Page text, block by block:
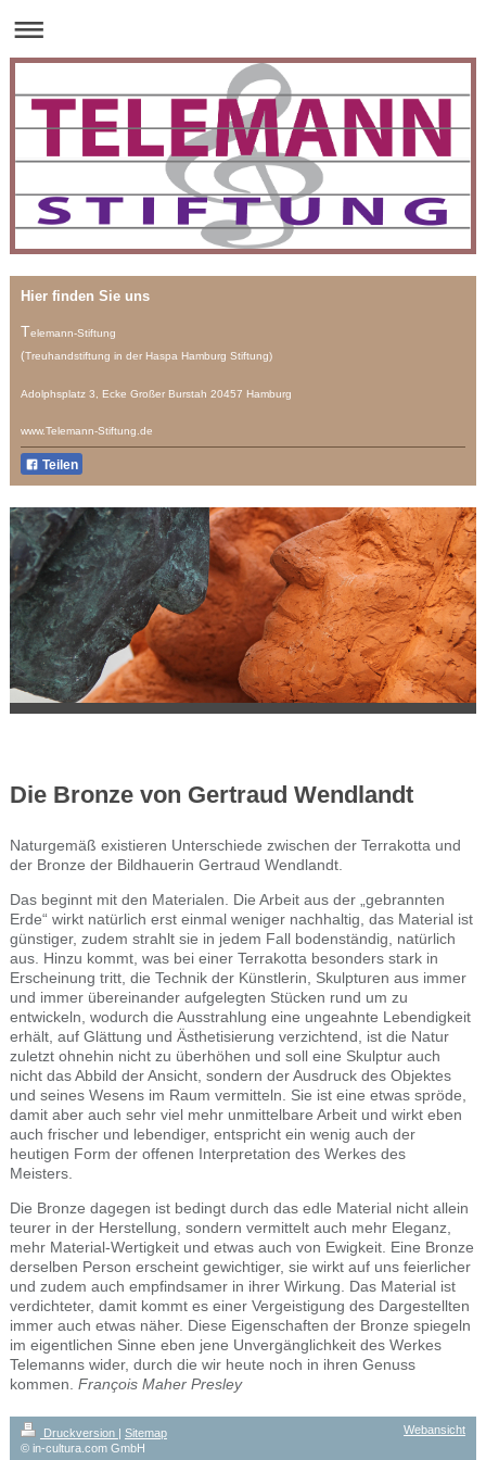
Hier finden Sie uns
Telemann-Stiftung
(Treuhandstiftung in der Haspa Hamburg Stiftung)
Adolphsplatz 3, Ecke Großer Burstah 20457 Hamburg
www.Telemann-Stiftung.de
Teilen
Die Bronze von Gertraud Wendlandt
Naturgemäß existieren Unterschiede zwischen der Terrakotta und
der Bronze der Bildhauerin Gertraud Wendlandt.
Das beginnt mit den Materialen. Die Arbeit aus der „gebrannten
Erde“ wirkt natürlich erst einmal weniger nachhaltig, das Material ist
günstiger, zudem strahlt sie in jedem Fall bodenständig, natürlich
aus. Hinzu kommt, was bei einer Terrakotta besonders stark in
Erscheinung tritt, die Technik der Künstlerin, Skulpturen aus immer
und immer übereinander aufgelegten Stücken rund um zu
entwickeln, wodurch die Ausstrahlung eine ungeahnte Lebendigkeit
erhält, auf Glättung und Ästhetisierung verzichtend, ist die Natur
zuletzt ohnehin nicht zu überhöhen und soll eine Skulptur auch
nicht das Abbild der Ansicht, sondern der Ausdruck des Objektes
und seines Wesens im Raum vermitteln. Sie ist eine etwas spröde,
damit aber auch sehr viel mehr unmittelbare Arbeit und wirkt eben
auch frischer und lebendiger, entspricht ein wenig auch der
heutigen Form der offenen Interpretation des Werkes des
Meisters.
Die Bronze dagegen ist bedingt durch das edle Material nicht allein
teurer in der Herstellung, sondern vermittelt auch mehr Eleganz,
mehr Material-Wertigkeit und etwas auch von Ewigkeit. Eine Bronze
derselben Person erscheint gewichtiger, sie wirkt auf uns feierlicher
und zudem auch empfindsamer in ihrer Wirkung. Das Material ist
verdichteter, damit kommt es einer Vergeistigung des Dargestellten
immer auch etwas näher. Diese Eigenschaften der Bronze spiegeln
im eigentlichen Sinne eben jene Unvergänglichkeit des Werkes
Telemanns wider, durch die wir heute noch in ihren Genuss
kommen. François Maher Presley
Druckversion | Sitemap
© in-cultura.com GmbH
Webansicht